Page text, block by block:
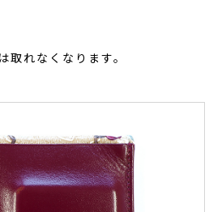
取れなくなります。